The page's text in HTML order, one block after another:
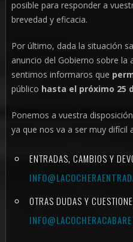
posible para responder a
brevedad y eficacia.
Por último, dada la situación
anuncio del Gobierno sobre la
sentimos informaros que
público hasta el próximo 25
Ponemos a vuestra
ya que nos va a ser muy
ENTRADAS, CAMBIOS Y
OTRAS DUDAS Y